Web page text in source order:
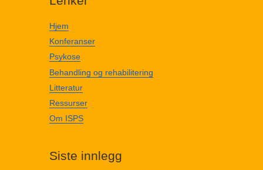
Hjem
Konferanser
Psykose
Behandling og rehabilitering
Litteratur
Ressurser
Om ISPS
Siste innlegg